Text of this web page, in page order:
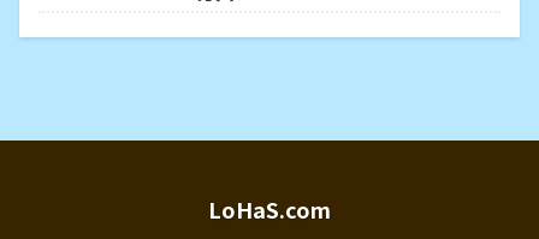
LoHaS.com